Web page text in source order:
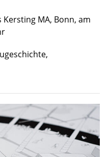
MA, Bonn, am